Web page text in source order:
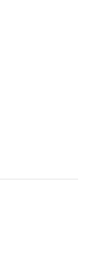
Traxx AC3